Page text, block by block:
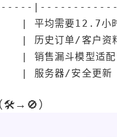
|
|
平均需要
|
历史订单/客
|
销售漏斗
| 服务器/
🛠️→🚫）